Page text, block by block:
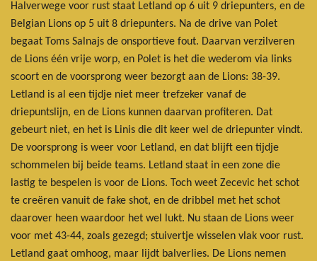
Halverwege voor rust staat Letland op 6 uit 9 driepunters, en de
Belgian Lions op 5 uit 8 driepunters. Na de drive van Polet
begaat Toms Salnajs de onsportieve fout. Daarvan verzilveren
de Lions één vrije worp, en Polet is het die wederom via links
scoort en de voorsprong weer bezorgt aan de Lions: 38-39.
Letland is al een tijdje niet meer trefzeker vanaf de
driepuntslijn, en de Lions kunnen daarvan profiteren. Dat
gebeurt niet, en het is Linis die dit keer wel de driepunter vindt.
De voorsprong is weer voor Letland, en dat blijft een tijdje
schommelen bij beide teams. Letland staat in een zone die
lastig te bespelen is voor de Lions. Toch weet Zecevic het schot
te creëren vanuit de fake shot, en de dribbel met het schot
daarover heen waardoor het wel lukt. Nu staan de Lions weer
voor met 43-44, zoals gezegd; stuivertje wisselen vlak voor rust.
Letland gaat omhoog, maar lijdt balverlies. De Lions nemen